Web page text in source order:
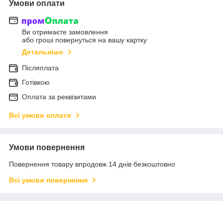
Умови оплати
Ви отримаєте замовлення
або гроші повернуться на вашу картку
Детальніше
Післяплата
Готівкою
Оплата за реквізитами
Всі умови оплати
Умови повернення
Повернення товару впродовж 14 днів безкоштовно
Всі умови повернення